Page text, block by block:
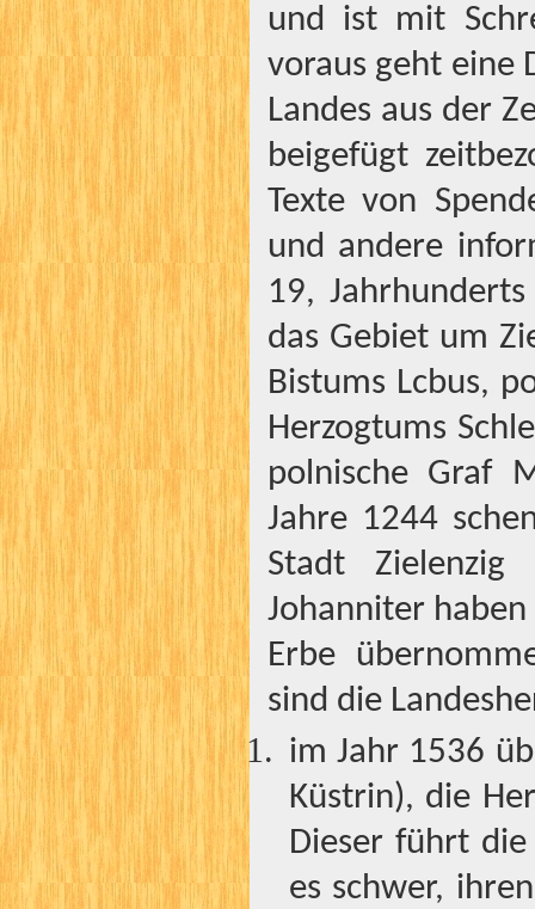
und ist mit
voraus geht eine
Landes aus der
beigefügt
Texte von
und andere
19,
das Gebiet um
Bistums Lcbus,
Herzogtums
polnische Graf
Jahre 1244
Stadt
Johanniter
Erbe
sind die
im Jahr 1536
Küstrin), die
Dieser führt
es schwer,